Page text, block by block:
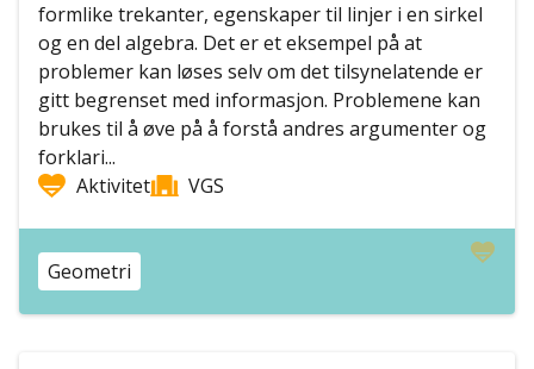
formlike trekanter, egenskaper til linjer i en sirkel
og en del algebra. Det er et eksempel på at
problemer kan løses selv om det tilsynelatende er
gitt begrenset med informasjon. Problemene kan
brukes til å øve på å forstå andres argumenter og
forklari...
Aktivitet
VGS
Geometri